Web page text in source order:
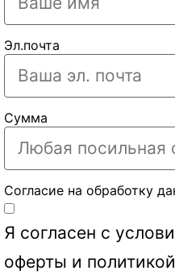
Эл.почта
Сумма
Согласие на обработку
Я согласен с
оферты и политикой